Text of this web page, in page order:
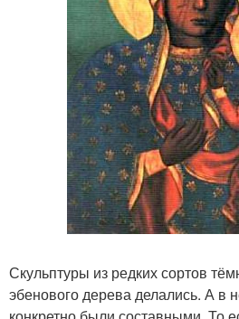
Скульптуры из редких сортов
эбенового дерева делались. А в